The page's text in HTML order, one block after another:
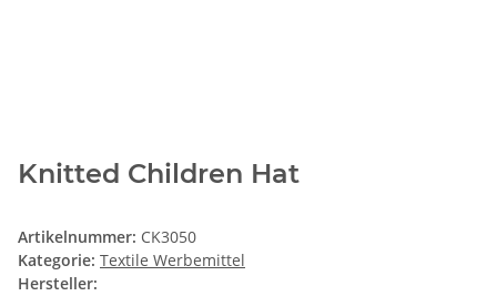
Knitted Children Hat
Artikelnummer: CK3050
Kategorie: Textile Werbemittel
Hersteller: